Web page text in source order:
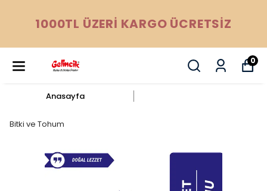
1000TL ÜZERİ KARGO ÜCRETSİZ
0
Anasayfa
Bitki ve Tohum